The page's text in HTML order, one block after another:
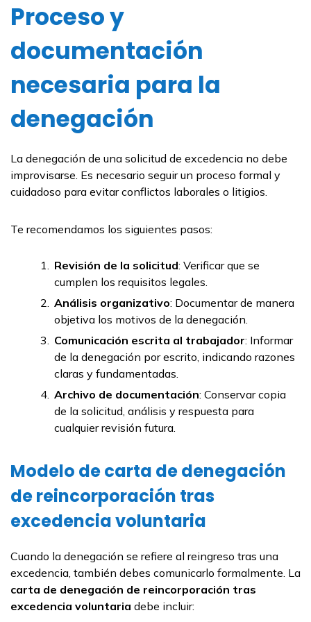
Proceso y
documentación
necesaria para la
denegación
La denegación de una solicitud de excedencia no debe
improvisarse. Es necesario seguir un proceso formal y
cuidadoso para evitar conflictos laborales o litigios.
Te recomendamos los siguientes pasos:
Revisión de la solicitud: Verificar que se
cumplen los requisitos legales.
Análisis organizativo: Documentar de manera
objetiva los motivos de la denegación.
Comunicación escrita al trabajador: Informar
de la denegación por escrito, indicando razones
claras y fundamentadas.
Archivo de documentación: Conservar copia
de la solicitud, análisis y respuesta para
cualquier revisión futura.
Modelo de carta de denegación
de reincorporación tras
excedencia voluntaria
Cuando la denegación se refiere al reingreso tras una
excedencia, también debes comunicarlo formalmente. La
carta de denegación de reincorporación tras
excedencia voluntaria debe incluir: